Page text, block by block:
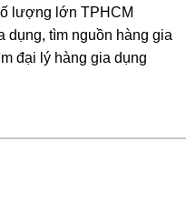
lượng lớn TPHCM
dụng, tìm nguồn hàng gia
đại lý hàng gia dụng